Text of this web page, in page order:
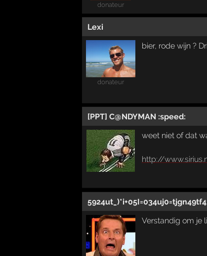
donateur
Lexi
donateur
bier, rode wijn ?
[PPT] C@NDYMAN :speed:
weet niet of dat
http://
Verstandig om je